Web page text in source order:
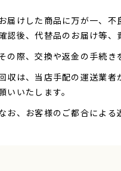
お届けした商品に万が一、不
認後、代替品のお届け等、
の際、交換や返金の手続き
回収は、当店手配の運送業
いいたします。
お、お客様のご都合による